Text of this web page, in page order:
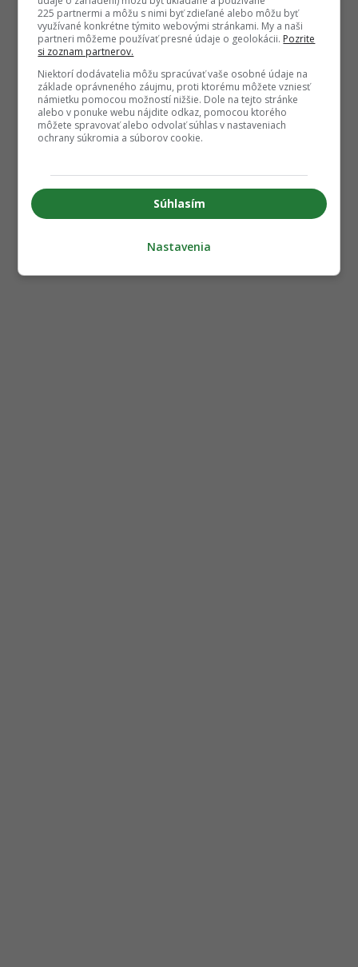
225 partnermi a môžu s nimi byť zdieľané alebo môžu byť
využívané konkrétne týmito webovými stránkami. My a naši
partneri môžeme používať presné údaje o geolokácii. Pozrite
si zoznam partnerov.
Niektorí dodávatelia môžu spracúvať vaše osobné údaje na
základe oprávneného záujmu, proti ktorému môžete vzniesť
námietku pomocou možností nižšie. Dole na tejto stránke
alebo v ponuke webu nájdite odkaz, pomocou ktorého
môžete spravovať alebo odvolať súhlas v nastaveniach
ochrany súkromia a súborov cookie.
Súhlasím
Nastavenia